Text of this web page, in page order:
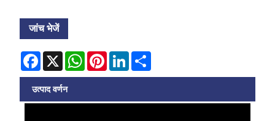
जांच भेजें
Facebook
X WhatsApp
PinterestLinkedIn
उत्पाद वर्णन